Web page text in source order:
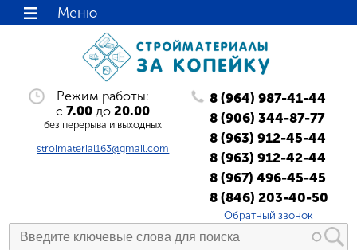
Режим работы:
с7.00 до20.00
без перерыва и выходных
stroimaterial163@gmail.com
8 (964) 987-41-44
8 (906) 344-87-77
8 (963) 912-45-44
8 (963) 912-42-44
8 (967) 496-45-45
8 (846) 203-40-50
Обратный звонок
Меню